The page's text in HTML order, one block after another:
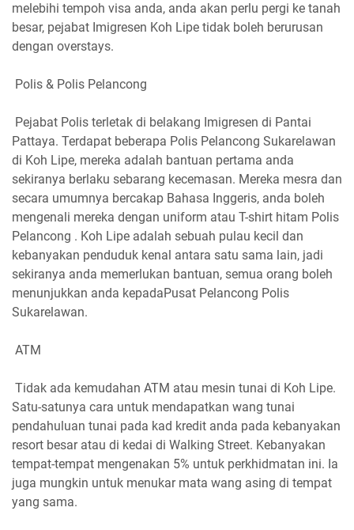
melebihi tempoh visa anda, anda akan perlu pergi ke tanah
besar, pejabat Imigresen Koh Lipe tidak boleh berurusan
dengan overstays.
Polis & Polis Pelancong
Pejabat Polis terletak di belakang Imigresen di Pantai
Pattaya. Terdapat beberapa Polis Pelancong Sukarelawan
di Koh Lipe, mereka adalah bantuan pertama anda
sekiranya berlaku sebarang kecemasan. Mereka mesra dan
secara umumnya bercakap Bahasa Inggeris, anda boleh
mengenali mereka dengan uniform atau T-shirt hitam Polis
Pelancong . Koh Lipe adalah sebuah pulau kecil dan
kebanyakan penduduk kenal antara satu sama lain, jadi
sekiranya anda memerlukan bantuan, semua orang boleh
menunjukkan anda kepadaPusat Pelancong Polis
Sukarelawan.
ATM
Tidak ada kemudahan ATM atau mesin tunai di Koh Lipe.
Satu-satunya cara untuk mendapatkan wang tunai
pendahuluan tunai pada kad kredit anda pada kebanyakan
resort besar atau di kedai di Walking Street. Kebanyakan
tempat-tempat mengenakan 5% untuk perkhidmatan ini. Ia
juga mungkin untuk menukar mata wang asing di tempat
yang sama.